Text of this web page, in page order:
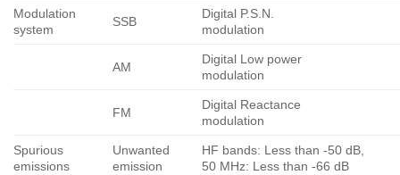
Modulation
system
SSB
Digital P.S.N.
modulation
AM
Digital Low power
modulation
FM
Digital Reactance
modulation
Spurious
emissions
Unwanted
emission
HF bands: Less than -50 dB,
50 MHz: Less than -66 dB